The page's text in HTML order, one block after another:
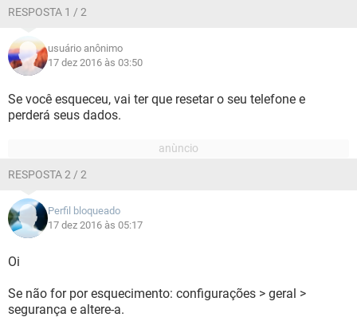
RESPOSTA 1 / 2
usuário anônimo
17 dez 2016 às 03:50
Se você esqueceu, vai ter que resetar o seu telefone e
perderá seus dados.
RESPOSTA 2 / 2
Perfil bloqueado
17 dez 2016 às 05:17
Oi
Se não for por esquecimento: configurações > geral >
segurança e altere-a.